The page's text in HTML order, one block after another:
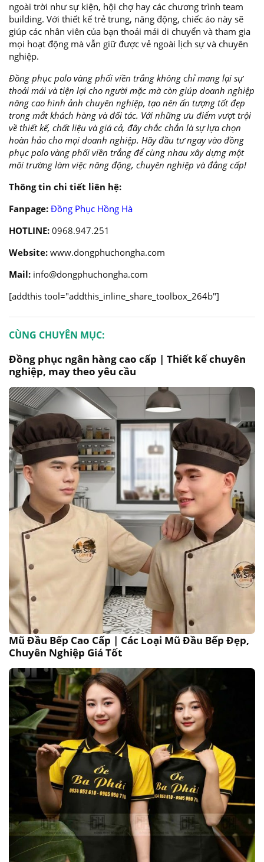
ngoài trời như sự kiện, hội chợ hay các chương trình team
building. Với thiết kế trẻ trung, năng động, chiếc áo này sẽ
giúp các nhân viên của bạn thoải mái di chuyển và tham gia
mọi hoạt động mà vẫn giữ được vẻ ngoài lịch sự và chuyên
nghiệp.
Đồng phục polo vàng phối viền trắng không chỉ mang lại sự
thoải mái và tiện lợi cho người mặc mà còn giúp doanh nghiệp
nâng cao hình ảnh chuyên nghiệp, tạo nên ấn tượng tốt đẹp
trong mắt khách hàng và đối tác. Với những ưu điểm vượt trội
về thiết kế, chất liệu và giá cả, đây chắc chắn là sự lựa chọn
hoàn hảo cho mọi doanh nghiệp. Hãy đầu tư ngay vào đồng
phục polo vàng phối viền trắng để cùng nhau xây dựng một
môi trường làm việc năng động, chuyên nghiệp và đẳng cấp!
Thông tin chi tiết liên hệ:
Fanpage: Đồng Phục Hồng Hà
HOTLINE: 0968.947.251
Website: www.dongphuchongha.com
Mail: info@dongphuchongha.com
[addthis tool="addthis_inline_share_toolbox_264b"]
CÙNG CHUYÊN MỤC:
Đồng phục ngân hàng cao cấp | Thiết kế chuyên
nghiệp, may theo yêu cầu
Mũ Đầu Bếp Cao Cấp | Các Loại Mũ Đầu Bếp Đẹp,
Chuyên Nghiệp Giá Tốt